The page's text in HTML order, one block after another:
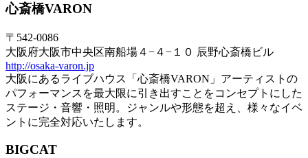
心斎橋VARON
〒542-0086
大阪府大阪市中央区南船場４−４−１０ 辰野心斎橋ビル
http://osaka-varon.jp
大阪にあるライブハウス「心斎橋VARON」アーティストの
パフォーマンスを最大限に引き出すことをコンセプトにした
ステージ・音響・照明。ジャンルや形態を超え、様々なイベ
ントに完全対応いたします。
BIGCAT